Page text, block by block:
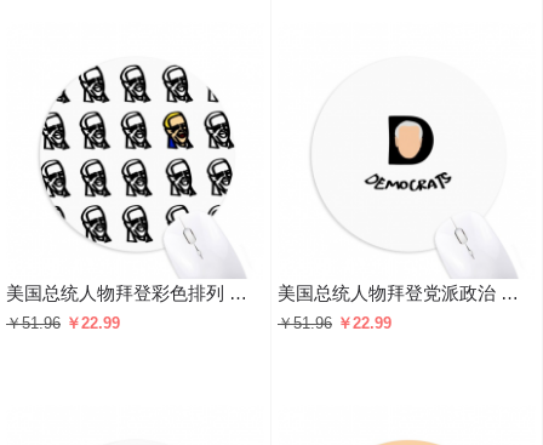
美国总统人物拜登彩色排列 圆形游戏办公防滑橡胶鼠标垫礼物
￥51.96 ￥22.99
美国总统人物拜登党派政治 圆形游戏办公防滑橡胶鼠标垫礼物
￥51.96 ￥22.99